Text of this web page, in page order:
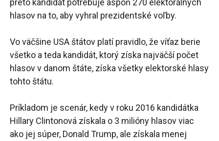
preto kandidát potrebuje aspoň 270 elektorálnych
hlasov na to, aby vyhral prezidentské voľby.
Vo väčšine USA štátov platí pravidlo, že víťaz berie
všetko a teda kandidát, ktorý získa najväčší počet
hlasov v danom štáte, získa všetky elektorské hlasy
tohto štátu.
Príkladom je scenár, kedy v roku 2016 kandidátka
Hillary Clintonová získala o 3 milióny hlasov viac
ako jej súper, Donald Trump, ale získala menej